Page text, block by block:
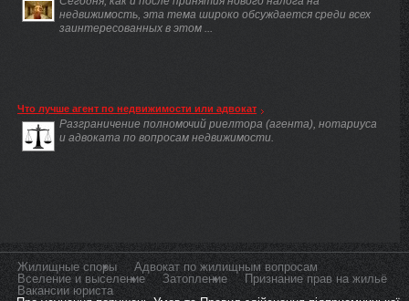
недвижимость, эта тема широко обсуждается среди всех
заинтересованных в этом ...
Что лучше агент по недвижимости или адвокат
Разграничение полномочий риелтора (агента), нотариуса
и адвоката по вопросам недвижимости.
Жилищные споры
Адвокат по жилищным вопросам
Вселение и выселение
Затопление
Признание прав на жильё
Вакансии юриста